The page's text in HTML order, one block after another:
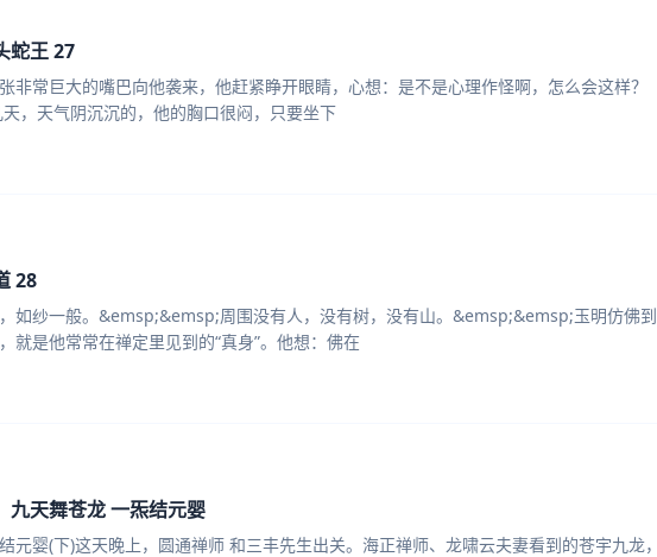
蛇王 27
非常巨大的嘴巴向他袭来，他赶紧睁开眼睛，心想：是不是心理作怪啊，怎么会这样？
，天气阴沉沉的，他的胸口很闷，只要坐下
28
如纱一般。&emsp;&emsp;周围没有人，没有树，没有山。&emsp;&emsp;玉明仿佛到
就是他常常在禅定里见到的“真身”。他想：佛在
九天舞苍龙 一炁结元婴
元婴(下)这天晚上，圆通禅师 和三丰先生出关。海正禅师、龙啸云夫妻看到的苍宇九龙，